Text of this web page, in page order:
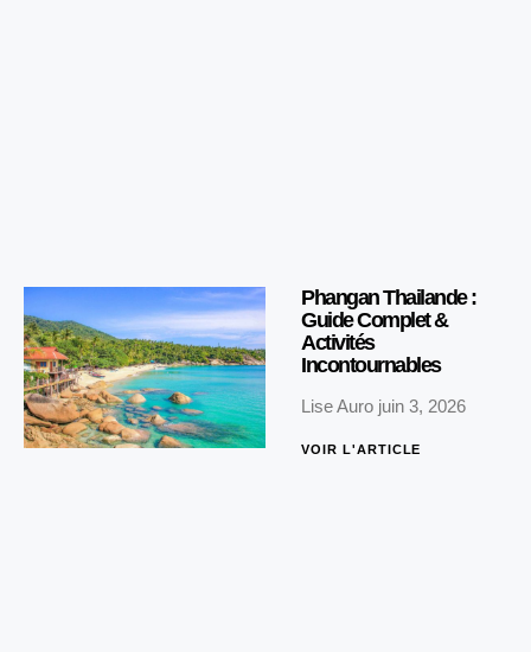
Phangan Thailande :
Guide Complet &
Activités
Incontournables
Lise Auro juin 3, 2026
VOIR L'ARTICLE